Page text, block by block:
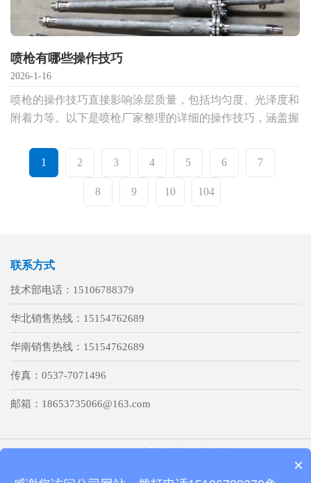
喷枪有哪些操作技巧
2026-1-16
喷枪的操作技巧直接影响涂层质量，包括均匀度、光泽度和
附着力等。以下是喷枪厂家整理的详细的操作技巧，涵盖握
1 2 3 4 5 6 7
8 9 10 104
联系方式
技术部电话： 15106788379
华北销售热线： 15154762689
华南销售热线： 15154762689
传真： 0537-7071496
邮箱： 18653735066@163.com
鲁ICP备15042237号-1
×